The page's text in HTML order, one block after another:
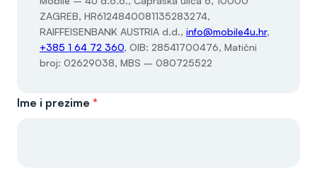
ZAGREB, HR6124840081135283274,
RAIFFEISENBANK AUSTRIA d.d., info@mobile4u.hr,
+385 1 64 72 360, OIB: 28541700476, Matični
broj: 02629038, MBS – 080725522
Ime i prezime *